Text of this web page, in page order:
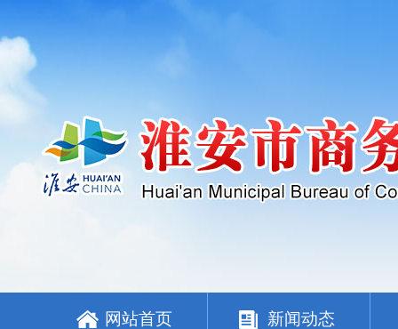
网站首页 新闻动态